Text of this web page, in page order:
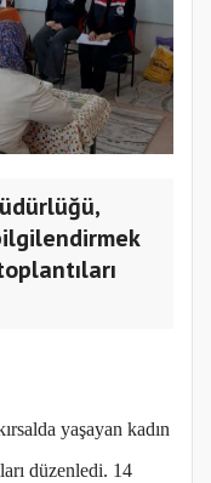
yaşayan kadın
düzenledi. 14